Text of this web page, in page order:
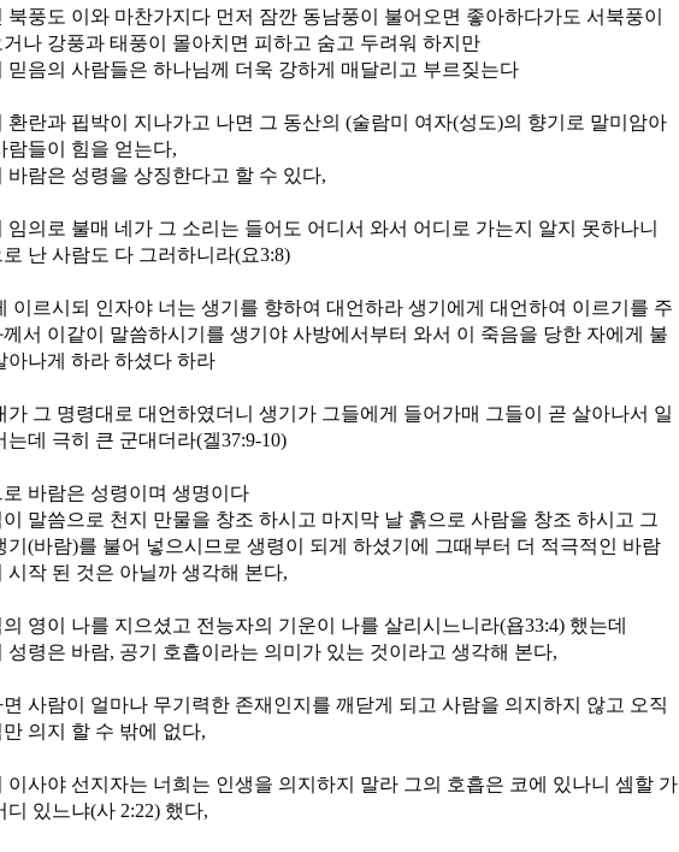
북풍도 이와 마찬가지다 먼저 잠깐 동남풍이 불어오면 좋아하다가도 서북풍이
나 강풍과 태풍이 몰아치면 피하고 숨고 두려워 하지만
믿음의 사람들은 하나님께 더욱 강하게 매달리고 부르짖는다
환란과 핍박이 지나가고 나면 그 동산의 (술람미 여자(성도)의 향기로 말미암아
람들이 힘을 얻는다,
바람은 성령을 상징한다고 할 수 있다,
임의로 불매 네가 그 소리는 들어도 어디서 와서 어디로 가는지 알지 못하나니
난 사람도 다 그러하니라(요3:8)
이르시되 인자야 너는 생기를 향하여 대언하라 생기에게 대언하여 이르기를 주
서 이같이 말씀하시기를 생기야 사방에서부터 와서 이 죽음을 당한 자에게 불
아나게 하라 하셨다 하라
가 그 명령대로 대언하였더니 생기가 그들에게 들어가매 그들이 곧 살아나서 일
는데 극히 큰 군대더라(겔37:9-10)
로 바람은 성령이며 생명이다
말씀으로 천지 만물을 창조 하시고 마지막 날 흙으로 사람을 창조 하시고 그
기(바람)를 불어 넣으시므로 생령이 되게 하셨기에 그때부터 더 적극적인 바람
시작 된 것은 아닐까 생각해 본다,
영이 나를 지으셨고 전능자의 기운이 나를 살리시느니라(욥33:4) 했는데
성령은 바람, 공기 호흡이라는 의미가 있는 것이라고 생각해 본다,
면 사람이 얼마나 무기력한 존재인지를 깨닫게 되고 사람을 의지하지 않고 오직
의지 할 수 밖에 없다,
이사야 선지자는 너희는 인생을 의지하지 말라 그의 호흡은 코에 있나니 셈할 가
디 있느냐(사 2:22) 했다,